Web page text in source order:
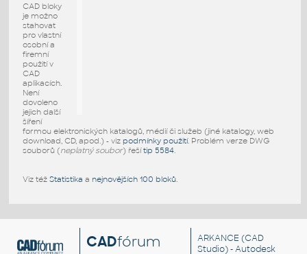
CAD bloky
je možno
stahovat
pro vlastní
osobní a
firemní
použití v
CAD
aplikacích.
Není
dovoleno
jejich další
šíření
formou elektronických katalogů, médií či služeb (jiné katalogy, web
download, CD, apod.) - viz podmínky použití. Problém verze DWG
souborů (neplatný soubor) řešítip 5584.
Viz též Statistika a nejnovějších 100 bloků.
CADfórum ARKANCE (CAD
Studio) - Autodesk